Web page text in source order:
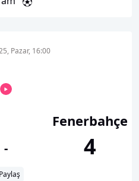
Pazar, 16:00
-
Paylaş
Fenerbahçe
4